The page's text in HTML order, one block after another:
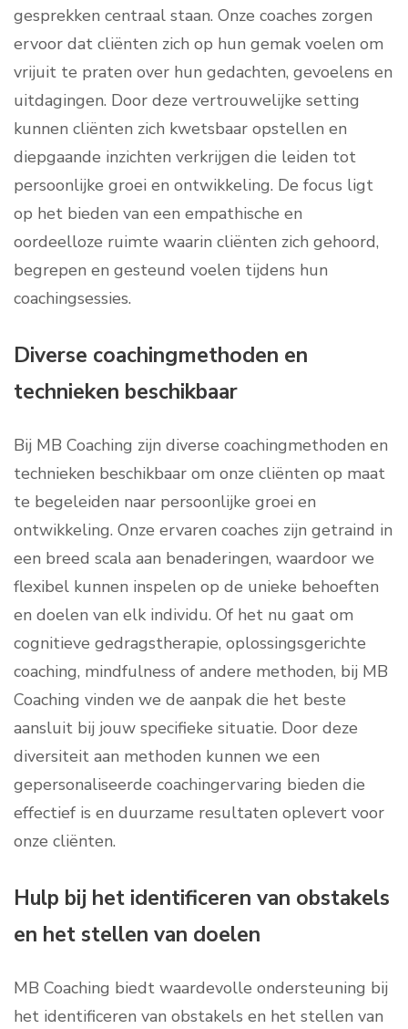
gesprekken centraal staan. Onze coaches zorgen
ervoor dat cliënten zich op hun gemak voelen om
vrijuit te praten over hun gedachten, gevoelens en
uitdagingen. Door deze vertrouwelijke setting
kunnen cliënten zich kwetsbaar opstellen en
diepgaande inzichten verkrijgen die leiden tot
persoonlijke groei en ontwikkeling. De focus ligt
op het bieden van een empathische en
oordeelloze ruimte waarin cliënten zich gehoord,
begrepen en gesteund voelen tijdens hun
coachingsessies.
Diverse coachingmethoden en
technieken beschikbaar
Bij MB Coaching zijn diverse coachingmethoden en
technieken beschikbaar om onze cliënten op maat
te begeleiden naar persoonlijke groei en
ontwikkeling. Onze ervaren coaches zijn getraind in
een breed scala aan benaderingen, waardoor we
flexibel kunnen inspelen op de unieke behoeften
en doelen van elk individu. Of het nu gaat om
cognitieve gedragstherapie, oplossingsgerichte
coaching, mindfulness of andere methoden, bij MB
Coaching vinden we de aanpak die het beste
aansluit bij jouw specifieke situatie. Door deze
diversiteit aan methoden kunnen we een
gepersonaliseerde coachingervaring bieden die
effectief is en duurzame resultaten oplevert voor
onze cliënten.
Hulp bij het identificeren van obstakels
en het stellen van doelen
MB Coaching biedt waardevolle ondersteuning bij
het identificeren van obstakels en het stellen van